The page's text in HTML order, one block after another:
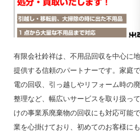
有限会社鈴祥は、不用品回収を中心に
提供する信頼のパートナーです。家庭
電の回収、引っ越しやリフォーム時の
整理など、幅広いサービスを取り扱っ
けの事業系廃棄物の回収にも対応可能
業を心掛けており、初めてのお客様に